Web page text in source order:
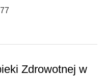
Zdrowotnej w